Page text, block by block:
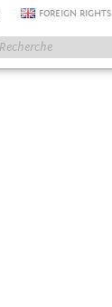
FOREIGN RIGHTS